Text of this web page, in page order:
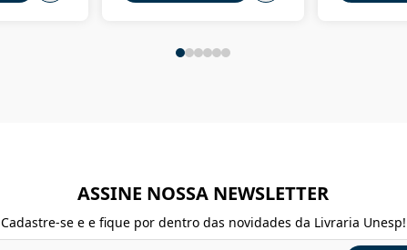
ASSINE NOSSA NEWSLETTER
Cadastre-se e e fique por dentro das novidades da Livraria Unesp!